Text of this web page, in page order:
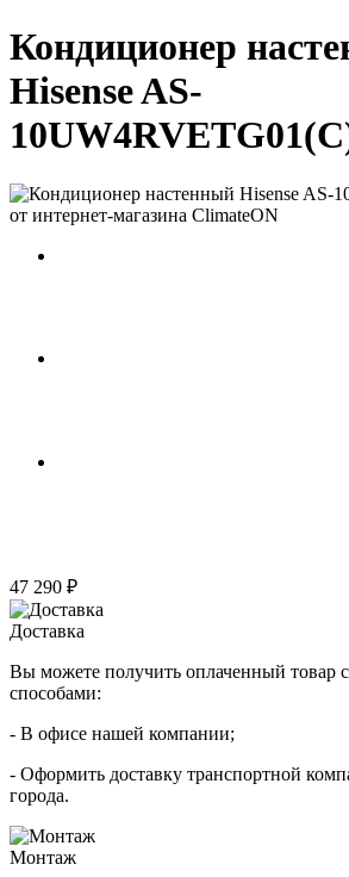
Кондиционер
Hisense AS-
47 290 ₽
Доставка
Вы можете получить оплаченный товар
способами:
- В офисе нашей компании;
- Оформить доставку транспортной
города.
Монтаж